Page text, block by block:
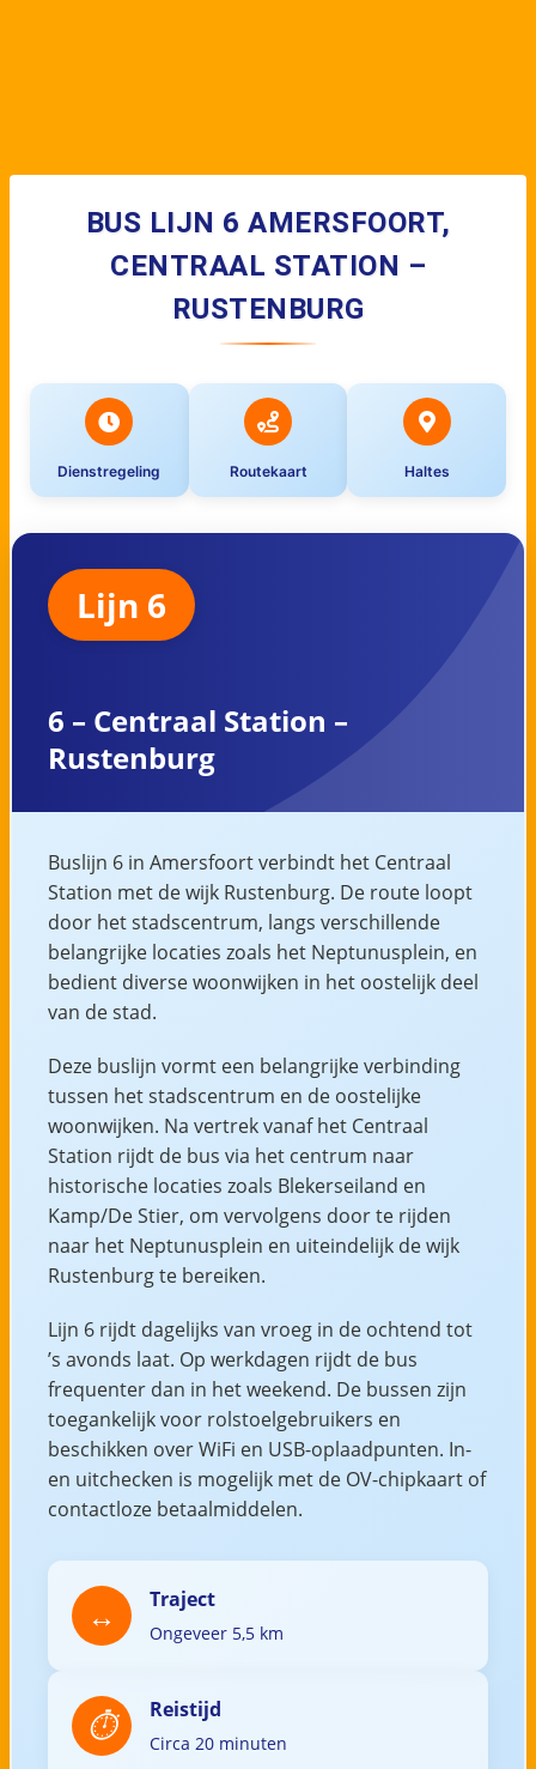
BUS LIJN 6 AMERSFOORT,
CENTRAAL STATION –
RUSTENBURG
Dienstregeling Routekaart Haltes
Lijn 6
6 – Centraal Station –
Rustenburg
Buslijn 6 in Amersfoort verbindt het Centraal
Station met de wijk Rustenburg. De route loopt
door het stadscentrum, langs verschillende
belangrijke locaties zoals het Neptunusplein, en
bedient diverse woonwijken in het oostelijk deel
van de stad.
Deze buslijn vormt een belangrijke verbinding
tussen het stadscentrum en de oostelijke
woonwijken. Na vertrek vanaf het Centraal
Station rijdt de bus via het centrum naar
historische locaties zoals Blekerseiland en
Kamp/De Stier, om vervolgens door te rijden
naar het Neptunusplein en uiteindelijk de wijk
Rustenburg te bereiken.
Lijn 6 rijdt dagelijks van vroeg in de ochtend tot
’s avonds laat. Op werkdagen rijdt de bus
frequenter dan in het weekend. De bussen zijn
toegankelijk voor rolstoelgebruikers en
beschikken over WiFi en USB-oplaadpunten. In-
en uitchecken is mogelijk met de OV-chipkaart of
contactloze betaalmiddelen.
Traject
Ongeveer 5,5 km
Reistijd
Circa 20 minuten